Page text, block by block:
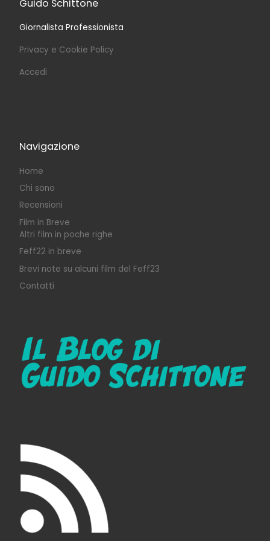
Guido Schittone
Giornalista Professionista
Privacy e Cookie Policy
Accedi
Navigazione
Home
Chi sono
Recensioni
Film in Breve
Altri film in poche righe
Feff22 in breve
Brevi note su alcuni film del Feff23
Contatti